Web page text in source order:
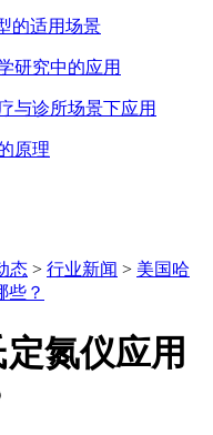
的适用场景
研究中的应用
与诊所场景下应用
原理
态 > 行业新闻 > 美国哈
些？
氮仪应用